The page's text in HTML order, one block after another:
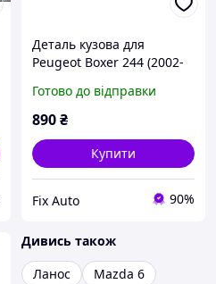
Деталь кузова для
Peugeot Boxer 244 (2002-
Оцинкована сталь 1.2 mm
Готово до відправки
890₴
Купити
Fix Auto 90%
Дивись також
Ланос
Mazda 6